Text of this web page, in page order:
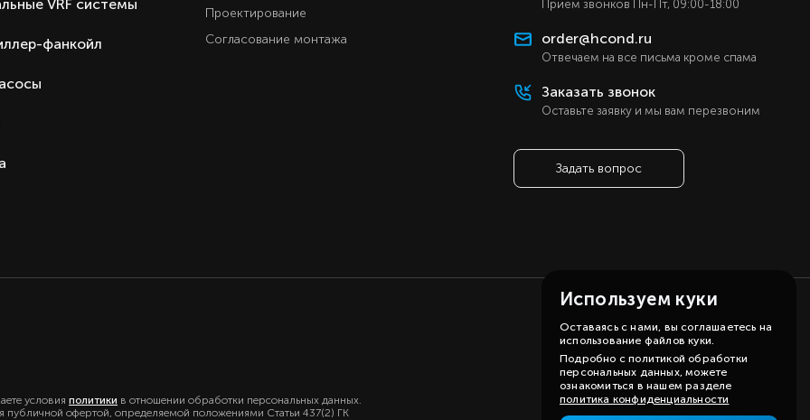
VRF системы
фанкойл
Проектирование
Согласование монтажа
Прием звонков Пн-Пт, 09:00-18:00
order@hcond.ru
Отвечаем на все письма кроме спама
Заказать звонок
Оставьте заявку и мы вам перезвоним
Задать вопрос
условия политики в отношении обработки персональных данных.
публичной офертой, определяемой положениями Статьи 437(2) ГК
Используем куки
Оставаясь с нами, вы соглашаетесь на
использование файлов куки.
Подробно с политикой обработки
персональных данных, можете
ознакомиться в нашем разделе
политика конфиденциальности